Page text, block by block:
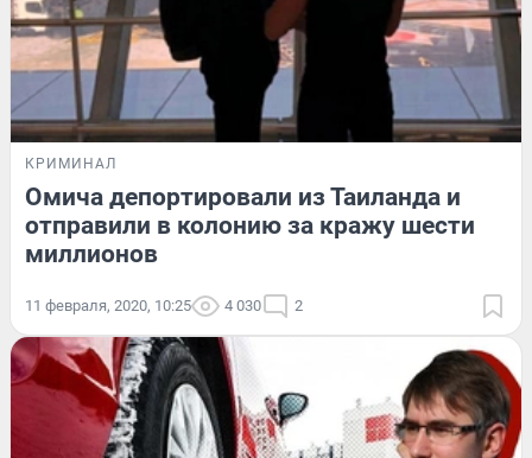
КРИМИНАЛ
Омича депортировали из Таиланда и
отправили в колонию за кражу шести
миллионов
11 февраля, 2020, 10:25 4 030 2